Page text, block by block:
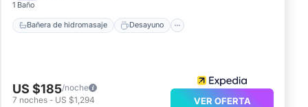
1 Baño
Bañera de hidromasaje Desayuno
US $185/noche
7 noches - US $1,294 VER OFERTA